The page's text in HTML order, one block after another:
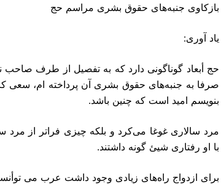
بازکاوى جنبه‌هاى حقوق بشرى مراسم حج
یاد آورى:
حج أبعاد گوناگونى دارد که به تفصیل از طرف
صرفا به جنبه‌هاى حقوق بشرى آن پرداخته ام، سعى
بنویسم امید است که چنین باشد.
‏مرد سالارى غوغا مى‌کرد و بلکه چیزى فراتر از مرد
با او رفتارى شیئ گونه داشتند.
براى ازدواج راه‌هاى زیادى وجود داشت عرب مى